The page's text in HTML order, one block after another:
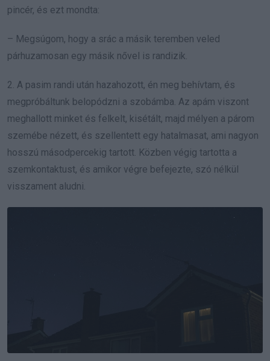
pincér, és ezt mondta:
– Megsúgom, hogy a srác a másik teremben veled
párhuzamosan egy másik nővel is randizik.
2. A pasim randi után hazahozott, én meg behívtam, és
megpróbáltunk belopódzni a szobámba. Az apám viszont
meghallott minket és felkelt, kisétált, majd mélyen a párom
szemébe nézett, és szellentett egy hatalmasat, ami nagyon
hosszú másodpercekig tartott. Közben végig tartotta a
szemkontaktust, és amikor végre befejezte, szó nélkül
visszament aludni.